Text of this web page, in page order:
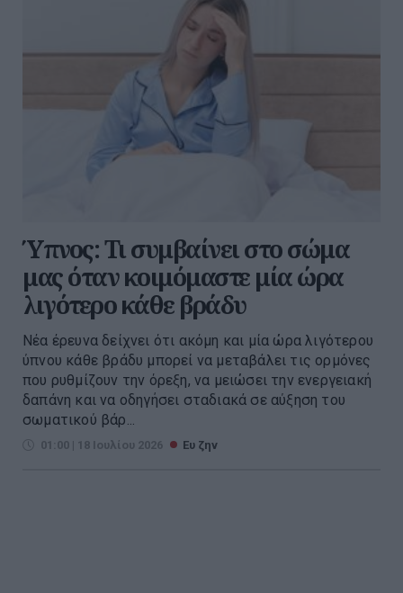
Ύπνος: Τι συμβαίνει στο σώμα
μας όταν κοιμόμαστε μία ώρα
λιγότερο κάθε βράδυ
Νέα έρευνα δείχνει ότι ακόμη και μία ώρα λιγότερου
ύπνου κάθε βράδυ μπορεί να μεταβάλει τις ορμόνες
που ρυθμίζουν την όρεξη, να μειώσει την ενεργειακή
δαπάνη και να οδηγήσει σταδιακά σε αύξηση του
σωματικού βάρ...
01:00 | 18 Ιουλίου 2026 Ευ ζην